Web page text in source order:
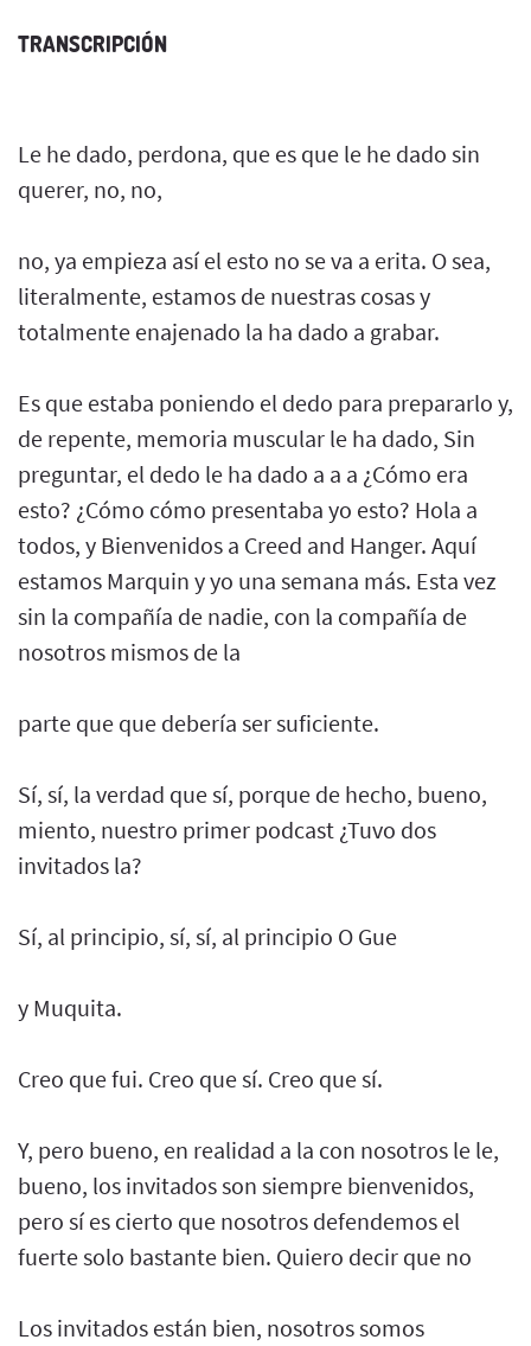
TRANSCRIPCIÓN
Le he dado, perdona, que es que le he dado sin
querer, no, no,
no, ya empieza así el esto no se va a erita. O sea,
literalmente, estamos de nuestras cosas y
totalmente enajenado la ha dado a grabar.
Es que estaba poniendo el dedo para prepararlo y,
de repente, memoria muscular le ha dado, Sin
preguntar, el dedo le ha dado a a a ¿Cómo era
esto? ¿Cómo cómo presentaba yo esto? Hola a
todos, y Bienvenidos a Creed and Hanger. Aquí
estamos Marquin y yo una semana más. Esta vez
sin la compañía de nadie, con la compañía de
nosotros mismos de la
parte que que debería ser suficiente.
Sí, sí, la verdad que sí, porque de hecho, bueno,
miento, nuestro primer podcast ¿Tuvo dos
invitados la?
Sí, al principio, sí, sí, al principio O Gue
y Muquita.
Creo que fui. Creo que sí. Creo que sí.
Y, pero bueno, en realidad a la con nosotros le le,
bueno, los invitados son siempre bienvenidos,
pero sí es cierto que nosotros defendemos el
fuerte solo bastante bien. Quiero decir que no
Los invitados están bien, nosotros somos